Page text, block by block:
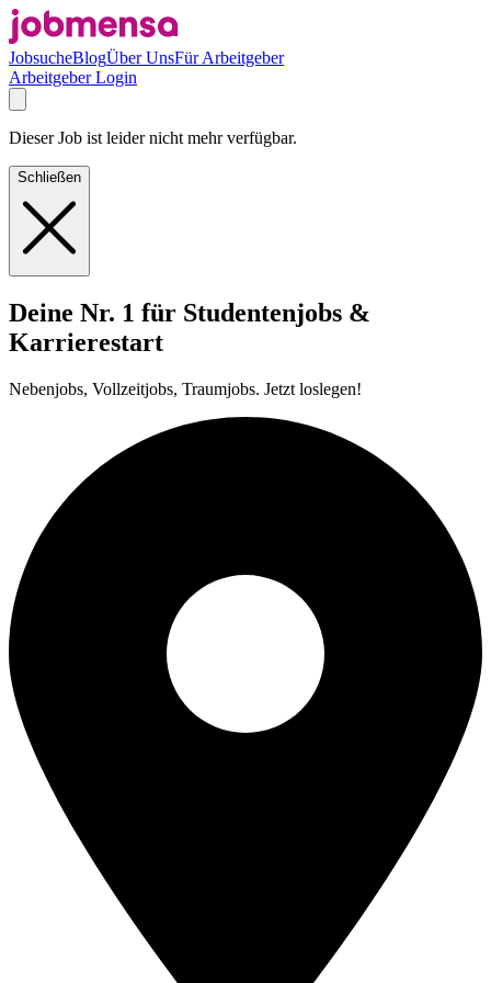
JobsucheBlogÜber UnsFür Arbeitgeber
Arbeitgeber Login
Dieser Job ist leider nicht mehr verfügbar.
Schließen
Deine Nr. 1 für Studentenjobs &
Karrierestart
Nebenjobs, Vollzeitjobs, Traumjobs. Jetzt loslegen!